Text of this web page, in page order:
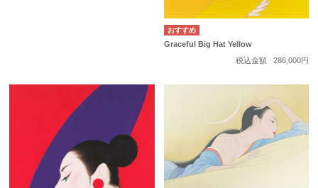
Graceful Big Hat Yellow
税込金額
286,000円